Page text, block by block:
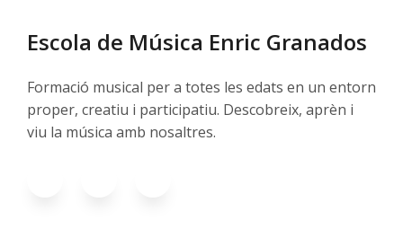
Escola de Música Enric Granados
Formació musical per a totes les edats en un entorn
proper, creatiu i participatiu. Descobreix, aprèn i
viu la música amb nosaltres.